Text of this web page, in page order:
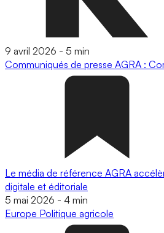
9 avril 2026 - 5 min
Communiqués de presse AGRA :
Le média de référence AGRA
digitale et éditoriale
5 mai 2026 - 4 min
Europe Politique agricole